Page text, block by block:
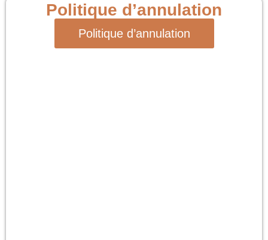
Politique d’annulation
Politique d’annulation